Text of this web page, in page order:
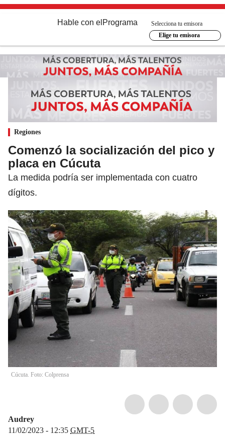
Hable con el Programa
Selecciona tu emisora
Elige tu emisora
Regiones
Comenzó la socialización del pico y
placa en Cúcuta
La medida podría ser implementada con cuatro
dígitos.
Cúcuta. Foto: Colprensa
Audrey
11/02/2023 - 12:35 GMT-5